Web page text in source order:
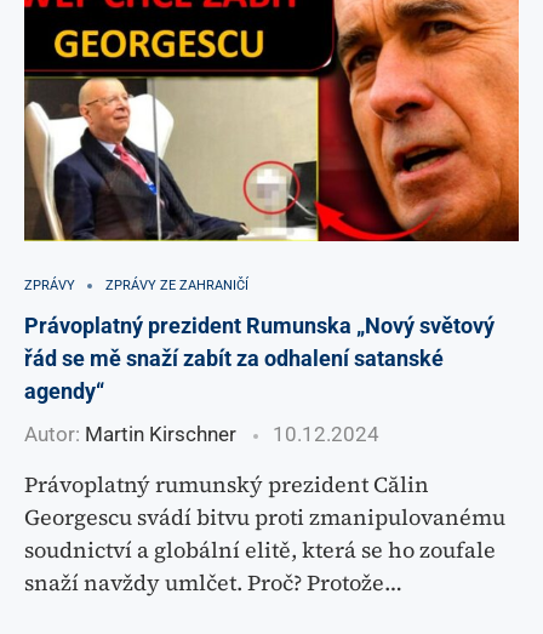
ZPRÁVY ZPRÁVY ZE ZAHRANIČÍ
Právoplatný prezident Rumunska „Nový světový
řád se mě snaží zabít za odhalení satanské
agendy“
Autor: Martin Kirschner 10.12.2024
Právoplatný rumunský prezident Călin
Georgescu svádí bitvu proti zmanipulovanému
soudnictví a globální elitě, která se ho zoufale
snaží navždy umlčet. Proč? Protože…